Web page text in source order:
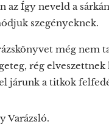
az Így neveld a
szegényeknek.
még nem
rég
járunk a titkok
Varázsló.